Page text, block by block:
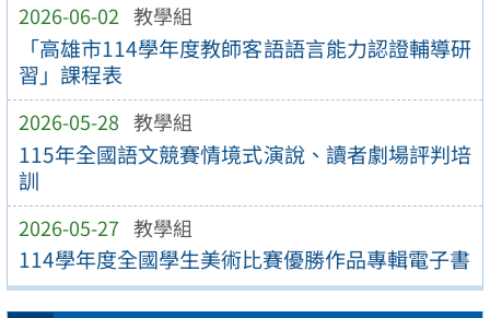
2026-06-02 教學組
「高雄市114學年度教師客語語言能力認證輔導研
習」課程表
2026-05-28 教學組
115年全國語文競賽情境式演說、讀者劇場評判培
訓
2026-05-27 教學組
114學年度全國學生美術比賽優勝作品專輯電子書